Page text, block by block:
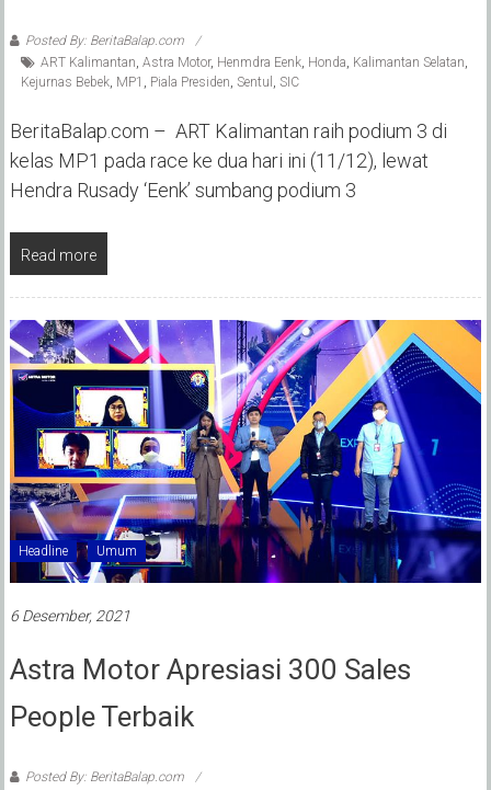
Posted By: BeritaBalap.com
ART Kalimantan Astra Motor, Henmdra Eenk, Honda Kalimantan Selatan
Kejurnas Bebek, MP1 Piala Presiden Sentul SIC
BeritaBalap.com – ART Kalimantan raih podium 3 di
kelas MP1 pada race ke dua hari ini (11/12), lewat
Hendra Rusady ‘Eenk’ sumbang podium 3
Read more
Headline Umum
6 Desember, 2021
Astra Motor Apresiasi 300 Sales
People Terbaik
Posted By: BeritaBalap.com